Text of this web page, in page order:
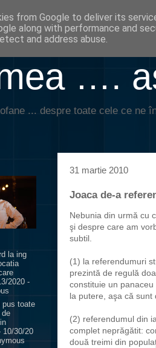
….
... despre toate cele ce ne
31 martie 2010
Joaca de-a
Nebunia din urmă cu
şi despre care am
subtil.
(1) la referendumuri
prezintă de regulă
constituie un
la putere, aşa că sunt
(2) referendumul din
complet neprăgătit:
două treimi din
la ing
2020 -
pus toate
de
10/30/20
from Google to deliver its
along with performance and
and address abuse.